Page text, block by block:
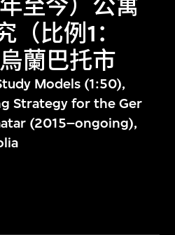
至今）公寓
（比例1：
蘭巴托市
Models (1:50),
Strategy for the Ger
(2015–ongoing),